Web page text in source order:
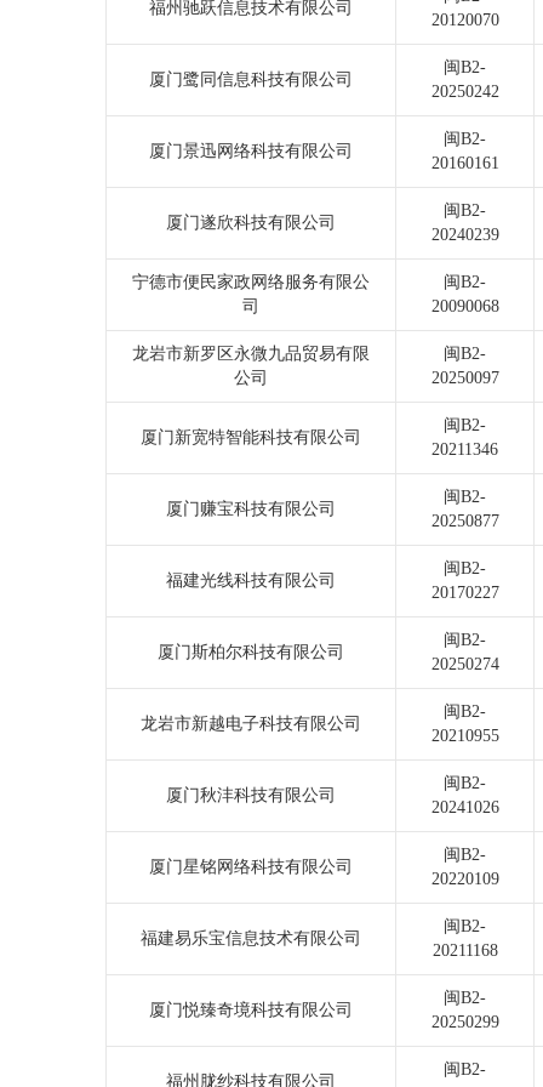
福州驰跃信息技术有限公司
20120070
厦门鹭同信息科技有限公司
闽B2-
20250242
厦门景迅网络科技有限公司
闽B2-
20160161
厦门遂欣科技有限公司
闽B2-
20240239
宁德市便民家政网络服务有限公
司
闽B2-
20090068
龙岩市新罗区永微九品贸易有限
公司
闽B2-
20250097
厦门新宽特智能科技有限公司
闽B2-
20211346
厦门赚宝科技有限公司
闽B2-
20250877
福建光线科技有限公司
闽B2-
20170227
厦门斯柏尔科技有限公司
闽B2-
20250274
龙岩市新越电子科技有限公司
闽B2-
20210955
厦门秋沣科技有限公司
闽B2-
20241026
厦门星铭网络科技有限公司
闽B2-
20220109
福建易乐宝信息技术有限公司
闽B2-
20211168
厦门悦臻奇境科技有限公司
闽B2-
20250299
福州胧纱科技有限公司
闽B2-